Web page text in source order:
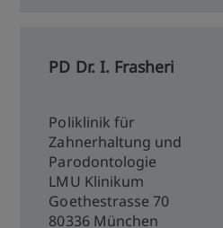
PD Dr. I. Frasheri
Poliklinik für
Zahnerhaltung und
Parodontologie
LMU Klinikum
Goethestrasse 70
80336 München